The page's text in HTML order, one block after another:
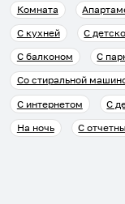
Комната
С кухней
С
С балконом
С
Со стиральной
С интернетом
С
На ночь
С